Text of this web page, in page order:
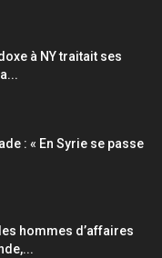
à NY traitait ses
: « En Syrie se passe
hommes d’affaires